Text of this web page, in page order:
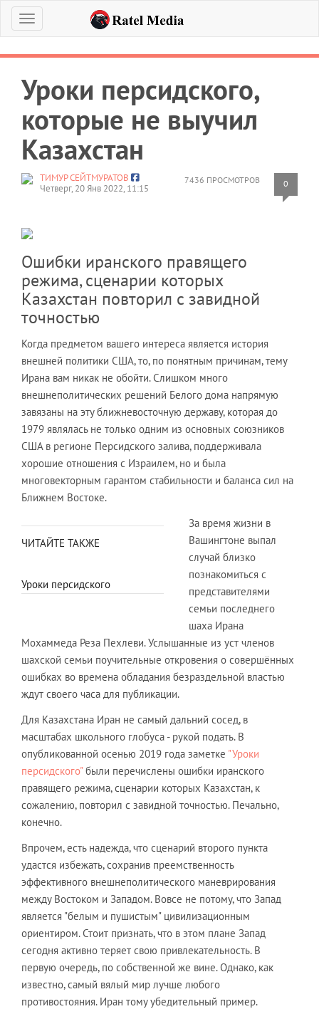
Меню
Уроки персидского,
которые не выучил
Казахстан
7436 ПРОСМОТРОВ 0
ТИМУР СЕЙТМУРАТОВ
Четверг, 20 Янв 2022, 11:15
Ошибки иранского правящего
режима, сценарии которых
Казахстан повторил с завидной
точностью
Когда предметом вашего интереса является история
внешней политики США, то, по понятным причинам, тему
Ирана вам никак не обойти. Слишком много
внешнеполитических решений Белого дома напрямую
завязаны на эту ближневосточную державу, которая до
1979 являлась не только одним из основных союзников
США в регионе Персидского залива, поддерживала
хорошие отношения с Израилем, но и была
многовекторным гарантом стабильности и баланса сил на
Ближнем Востоке.
ЧИТАЙТЕ ТАКЖЕ
Уроки персидского
За время жизни в
Вашингтоне выпал
случай близко
познакомиться с
представителями
семьи последнего
шаха Ирана
Мохаммеда Реза Пехлеви. Услышанные из уст членов
шахской семьи поучительные откровения о совершённых
ошибках во времена обладания безраздельной властью
ждут своего часа для публикации.
Для Казахстана Иран не самый дальний сосед, в
масштабах школьного глобуса - рукой подать. В
опубликованной осенью 2019 года заметке "Уроки
персидского"были перечислены ошибки иранского
правящего режима, сценарии которых Казахстан, к
сожалению, повторил с завидной точностью. Печально,
конечно.
Впрочем, есть надежда, что сценарий второго пункта
удастся избежать, сохранив преемственность
эффективного внешнеполитического маневрирования
между Востоком и Западом. Вовсе не потому, что Запад
является "белым и пушистым" цивилизационным
ориентиром. Стоит признать, что в этом плане Запад
сегодня активно теряет свою привлекательность. В
первую очередь, по собственной же вине. Однако, как
известно, самый вялый мир лучше любого
противостояния. Иран тому убедительный пример.